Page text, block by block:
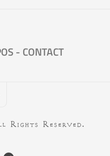
- CONTACT
Reserved.